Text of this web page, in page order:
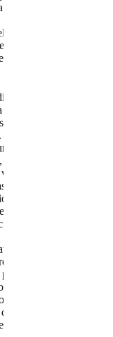
de 121.000
turistas),
y algunos
municipios y
nacional complejo.
que rondó los $
diversidad de
tres semanas registró
resultados
entre ellas el
implementada en
a ser
buscaron
como un destino
y gastronomía.
temáticas, fue
termas, recibió a
Concordia, en
culturales y
turísticos,
diario. También se
más de tres
los turistas llegaron
vez.